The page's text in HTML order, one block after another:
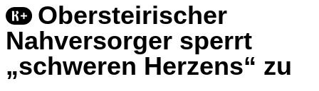
Obersteirischer
Nahversorger sperrt
„schweren Herzens“ zu